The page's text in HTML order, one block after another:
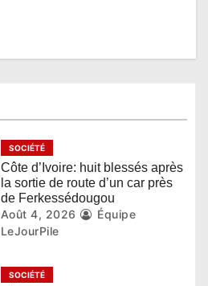
SOCIÉTÉ
Côte d’Ivoire: huit blessés après
la sortie de route d’un car près
de Ferkessédougou
Août 4, 2026
Équipe
LeJourPile
SOCIÉTÉ